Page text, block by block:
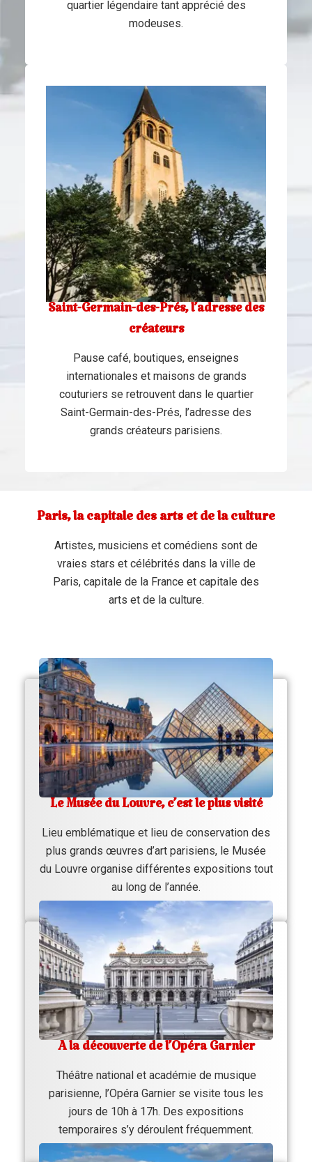
quartier légendaire tant apprécié des
modeuses.
Saint-Germain-des-Prés, l’adresse des
créateurs
Pause café, boutiques, enseignes
internationales et maisons de grands
couturiers se retrouvent dans le quartier
Saint-Germain-des-Prés, l’adresse des
grands créateurs parisiens.
Paris, la capitale des arts et de la culture
Artistes, musiciens et comédiens sont de
vraies stars et célébrités dans la ville de
Paris, capitale de la France et capitale des
arts et de la culture.
Le Musée du Louvre, c’est le plus visité
Lieu emblématique et lieu de conservation des
plus grands œuvres d’art parisiens, le Musée
du Louvre organise différentes expositions tout
au long de l’année.
À la découverte de l’Opéra Garnier
Théâtre national et académie de musique
parisienne, l’Opéra Garnier se visite tous les
jours de 10h à 17h. Des expositions
temporaires s’y déroulent fréquemment.